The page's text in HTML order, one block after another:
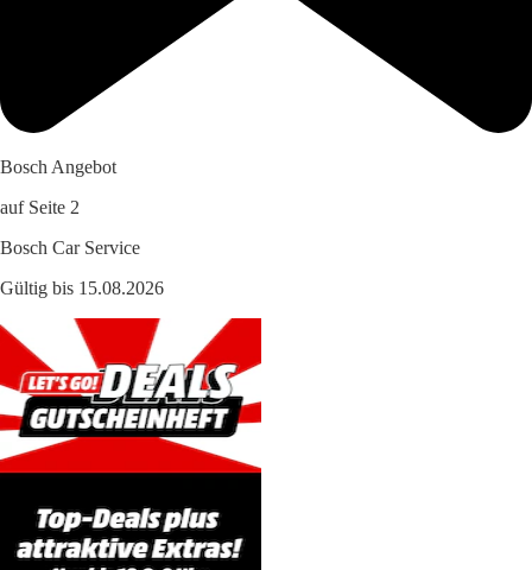
Bosch Angebot
auf Seite 2
Bosch Car Service
Gültig bis 15.08.2026